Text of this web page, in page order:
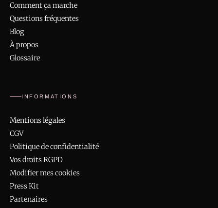
Comment ça marche
Questions fréquentes
Blog
À propos
Glossaire
INFORMATIONS
Mentions légales
CGV
Politique de confidentialité
Vos droits RGPD
Modifier mes cookies
Press Kit
Partenaires